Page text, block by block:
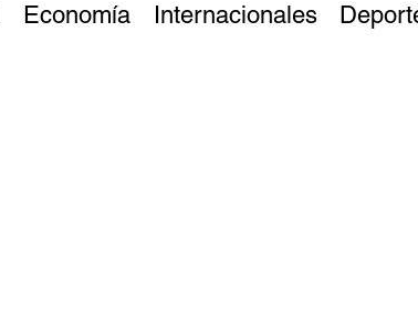
Economía Internacionales